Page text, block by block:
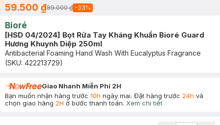
59.500 ₫89.000 ₫ -33%
Bioré
[HSD 04/2024] Bọt Rửa Tay Kháng Khuẩn Bioré Guard
Hương Khuynh Diệp 250ml
Antibacterial Foaming Hand Wash With Eucalyptus Fragrance
(SKU: 422213729)
Giao Nhanh Miễn Phí 2H
Bạn muốn nhận hàng trước 10h ngày mai. Đặt hàng trước 24h và
chọn giao hàng 2H ở bước thanh toán. Xem chi tiết